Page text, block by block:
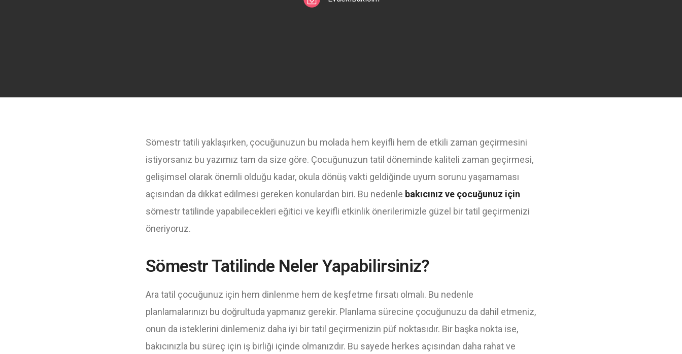
Sömestr tatili yaklaşırken, çocuğunuzun bu molada hem keyifli hem de etkili zaman geçirmesini
istiyorsanız bu yazımız tam da size göre. Çocuğunuzun tatil döneminde kaliteli zaman geçirmesi,
gelişimsel olarak önemli olduğu kadar, okula dönüş vakti geldiğinde uyum sorunu yaşamaması
açısından da dikkat edilmesi gereken konulardan biri. Bu nedenle bakıcınız ve çocuğunuz için
sömestr tatilinde yapabilecekleri eğitici ve keyifli etkinlik önerilerimizle güzel bir tatil geçirmenizi
öneriyoruz.
Sömestr Tatilinde Neler Yapabilirsiniz?
Ara tatil çocuğunuz için hem dinlenme hem de keşfetme fırsatı olmalı. Bu nedenle
planlamalarınızı bu doğrultuda yapmanız gerekir. Planlama sürecine çocuğunuzu da dahil etmeniz,
onun da isteklerini dinlemeniz daha iyi bir tatil geçirmenizin püf noktasıdır. Bir başka nokta ise,
bakıcınızla bu süreç için iş birliği içinde olmanızdır. Bu sayede herkes açısından daha rahat ve